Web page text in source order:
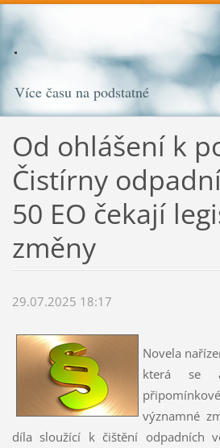
Více času na podstatné
Od ohlášení k
Čistírny
50 EO čekají
změny
29.07.2025 18:17
Novela
která se
významné
díla sloužící k čištění odpadních